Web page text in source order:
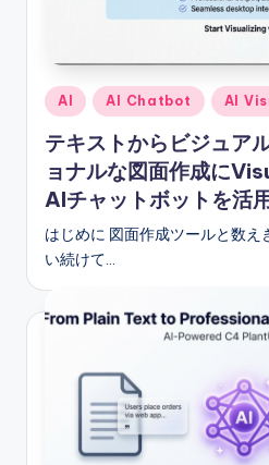
d
a
t
e
s
Posted
in
AI AI Chatbot AI
テキストからビジュア
ョナルな図面作成に
AIチャットボットを活
はじめに 図面作成ツールと数
い続けて…